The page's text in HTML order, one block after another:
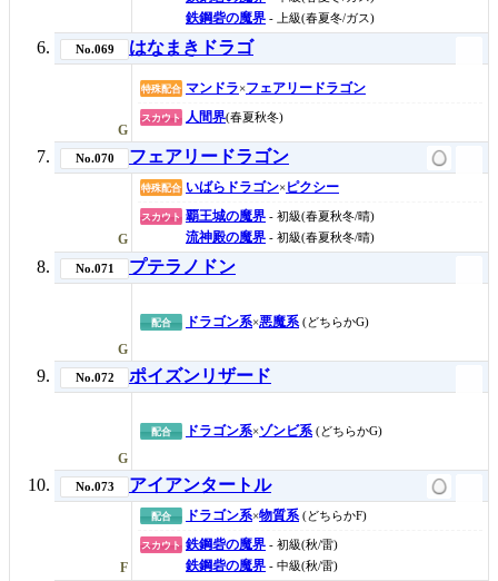
鉄鋼砦の魔界 - 上級(春夏冬/ガス)
No.069 はなまきドラゴ
G
特殊配合 マンドラ×フェアリードラゴン
スカウト 人間界(春夏秋冬)
No.070 フェアリードラゴン
G
特殊配合 いばらドラゴン×ピクシー
スカウト 覇王城の魔界 - 初級(春夏秋冬/晴)
流神殿の魔界 - 初級(春夏秋冬/晴)
No.071 プテラノドン
G
配合 ドラゴン系×悪魔系 (どちらかG)
No.072 ポイズンリザード
G
配合 ドラゴン系×ゾンビ系 (どちらかG)
No.073 アイアンタートル
F
配合 ドラゴン系×物質系 (どちらかF)
スカウト 鉄鋼砦の魔界 - 初級(秋/雷)
鉄鋼砦の魔界 - 中級(秋/雷)